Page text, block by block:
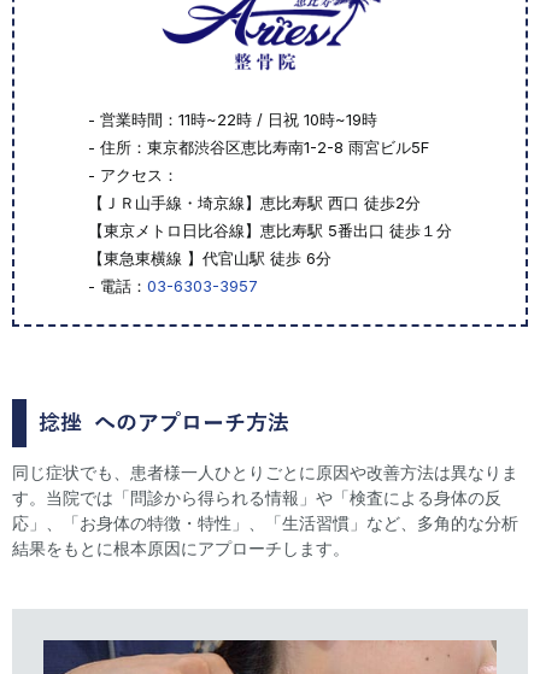
- 営業時間：11時~22時 / 日祝 10時~19時
- 住所：東京都渋谷区恵比寿南1-2-8 雨宮ビル5F
- アクセス：
【ＪＲ山手線・埼京線】恵比寿駅 西口 徒歩2分
【東京メトロ日比谷線】恵比寿駅 5番出口 徒歩１分
【東急東横線 】代官山駅 徒歩 6分
- 電話： 03-6303-3957
捻挫 へのアプローチ方法
同じ症状でも、患者様一人ひとりごとに原因や改善方法は異なりま
す。当院では「問診から得られる情報」や「検査による身体の反
応」、「お身体の特徴・特性」、「生活習慣」など、多角的な分析
結果をもとに根本原因にアプローチします。